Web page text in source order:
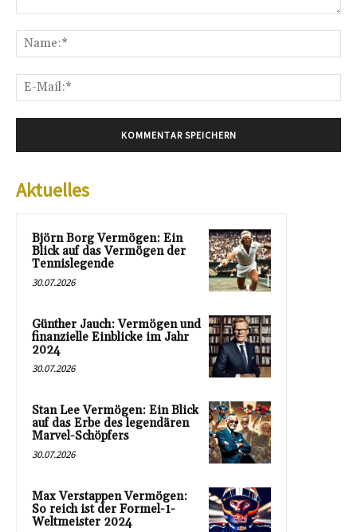
Aktuelles
Björn Borg Vermögen: Ein
Blick auf das Vermögen der
Tennislegende
30.07.2026
Günther Jauch: Vermögen und
finanzielle Einblicke im Jahr
2024
30.07.2026
Stan Lee Vermögen: Ein Blick
auf das Erbe des legendären
Marvel-Schöpfers
30.07.2026
Max Verstappen Vermögen:
So reich ist der Formel-1-
Weltmeister 2024